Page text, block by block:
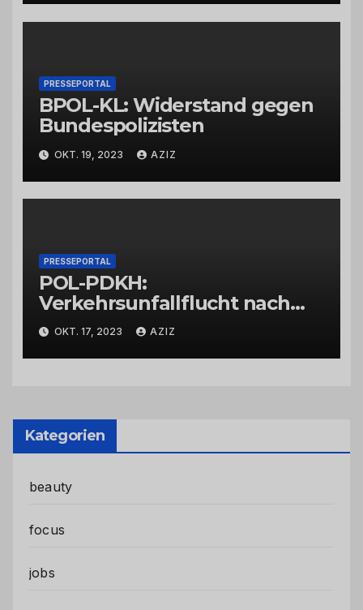
PRESSEPORTAL
BPOL-KL: Widerstand gegen
Bundespolizisten
OKT. 19, 2023 AZIZ
PRESSEPORTAL
POL-PDKH:
Verkehrsunfallflucht nach
Abbiegevorgang
OKT. 17, 2023 AZIZ
Kategorien
beauty
focus
jobs